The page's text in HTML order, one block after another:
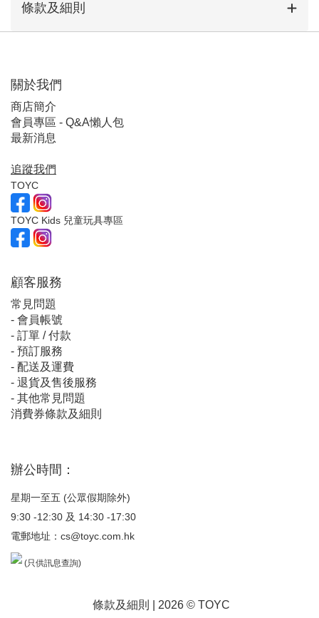
條款及細則
關於我們
商店簡介
會員專區 - Q&A懶人包
最新消息
追蹤我們
TOYC
TOYC Kids 兒童玩具專區
顧客服務
常見問題
- 會員帳號
- 訂單 / 付款
- 預訂服務
- 配送及運費
- 退貨及售後服務
- 其他常見問題
消費券條款及細則
辦公時間：
星期一至五 (公眾假期除外)
9:30 -12:30 及 14:30 -17:30
電郵地址： cs@toyc.com.hk
(只供訊息查詢)
條款及細則 | 2026 © TOYC